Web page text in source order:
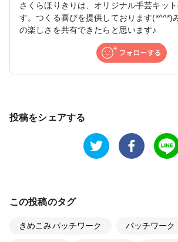
さくらほりきりは、オリジナル手芸キッ
す。つくる喜びを提供しております(*^^*)
の楽しさを共有できたらと思います♪
投稿をシェアする
この投稿のタグ
きめこみパッチワーク パッチワーク